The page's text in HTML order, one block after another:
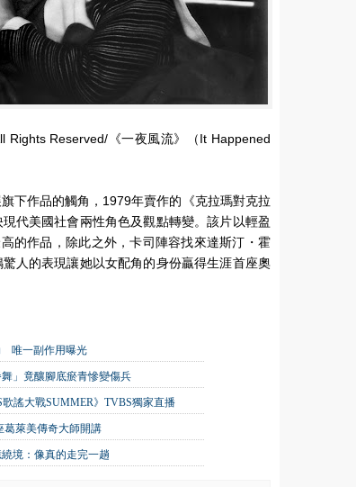
Rights Reserved/《一夜風流》（It Happened
下作品的觸角，1979年賣作的《克拉瑪對克拉
代美國社會兩性角色及觀點轉變。該片以輕盈
的作品，除此之外，卡司陣容找來達斯汀・霍
人的表現讓她以女配角的身份贏得生涯首座奧
唯一副作用曝光
」竟釀腳底瘀青慘變傷兵
謠大戰SUMMER》TVBS獨家直播
葛萊美傳奇大師開講
境：像真的走完一趟